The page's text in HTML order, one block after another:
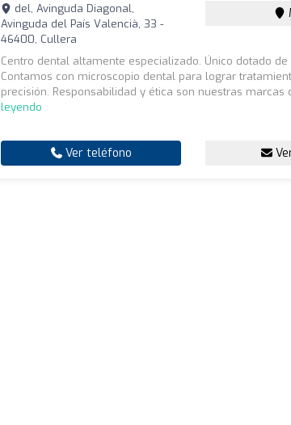
del, Avinguda Diagonal,
Avinguda del País Valencià, 33 -
46400, Cullera
Centro dental altamente especializado. Único dotado de
Contamos con microscopio dental para lograr
precisión. Responsabilidad y ética son nuestras marcas
leyendo
Ver teléfono